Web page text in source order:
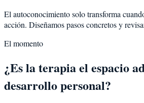
El autoconocimiento solo transforma
acción. Diseñamos pasos concretos y
El momento
¿Es la terapia el espacio
desarrollo personal?